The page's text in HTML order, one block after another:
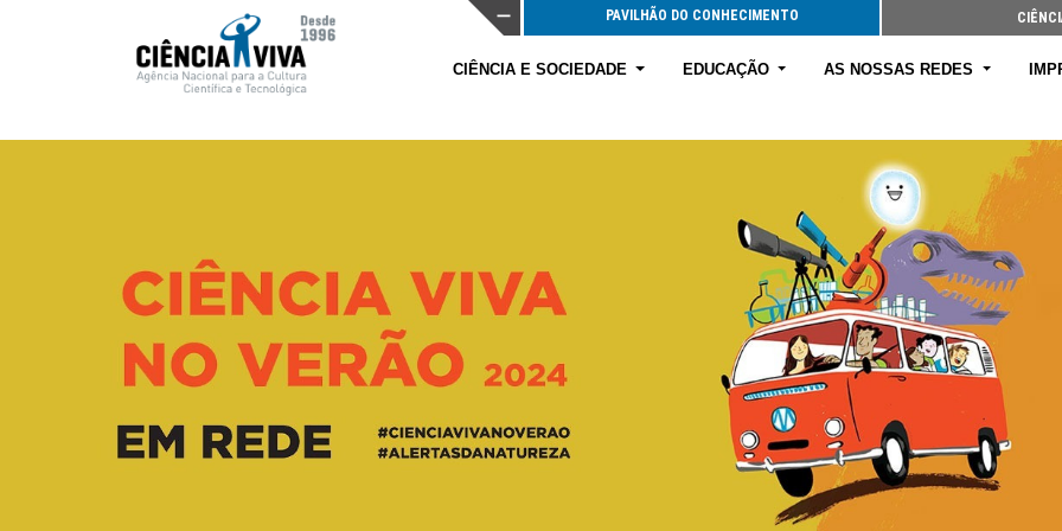
PAVILHÃO DO CONHECIMENTO
CIÊNCIA E SOCIEDADE EDUCAÇÃO AS NOSSAS REDES